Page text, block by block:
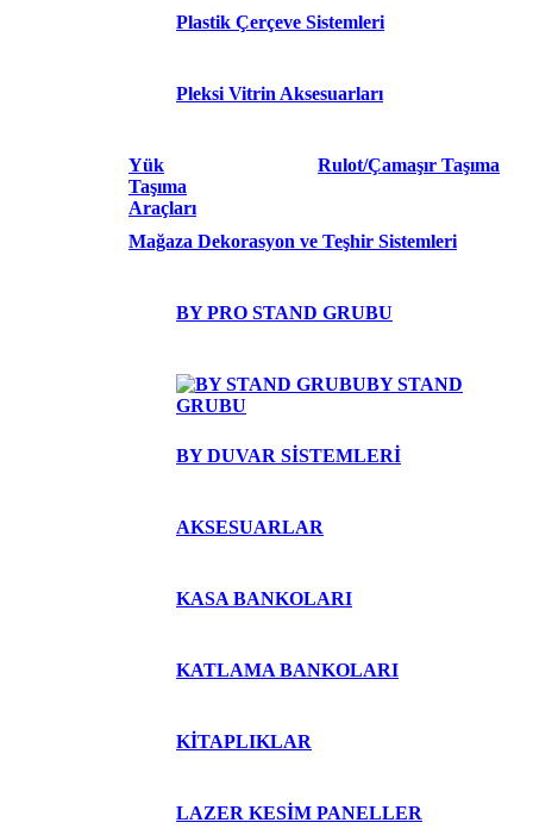
Plastik Çerçeve Sistemleri
Pleksi Vitrin Aksesuarları
Yük
Taşıma
Araçları
Rulot/Çamaşır Taşıma
Mağaza Dekorasyon ve Teşhir Sistemleri
BY PRO STAND GRUBU
BY STAND
GRUBU
BY DUVAR SİSTEMLERİ
AKSESUARLAR
KASA BANKOLARI
KATLAMA BANKOLARI
KİTAPLIKLAR
LAZER KESİM PANELLER